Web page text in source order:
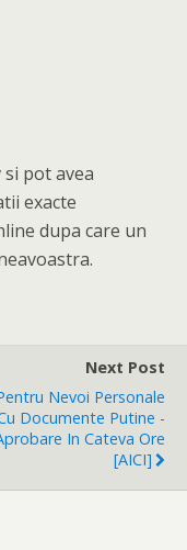
pot avea
exacte
dupa care un
Next Post
Nevoi Personale
Documente Putine -
In Cateva Ore
[AICI]